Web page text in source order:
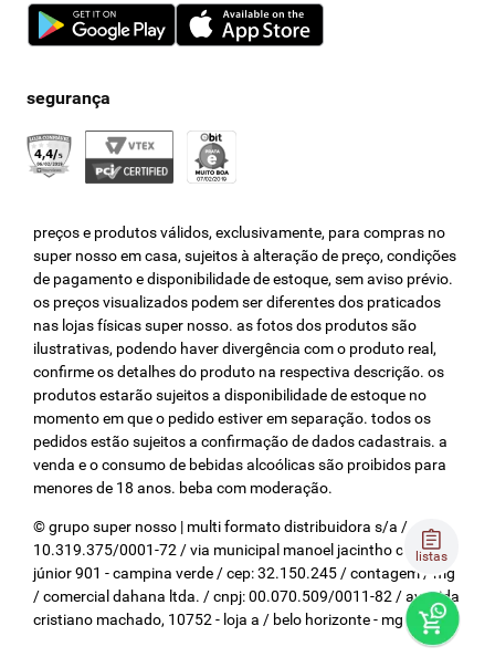
listas
preços e produtos válidos, exclusivamente, para compras no
super nosso em casa, sujeitos à alteração de preço, condições
de pagamento e disponibilidade de estoque, sem aviso prévio.
os preços visualizados podem ser diferentes dos praticados
nas lojas físicas super nosso. as fotos dos produtos são
ilustrativas, podendo haver divergência com o produto real,
confirme os detalhes do produto na respectiva descrição. os
produtos estarão sujeitos a disponibilidade de estoque no
momento em que o pedido estiver em separação. todos os
pedidos estão sujeitos a confirmação de dados cadastrais. a
venda e o consumo de bebidas alcoólicas são proibidos para
menores de 18 anos. beba com moderação.
© grupo super nosso | multi formato distribuidora s/a / cnpj:
10.319.375/0001-72 / via municipal manoel jacintho coelho
júnior 901 - campina verde / cep: 32.150.245 / contagem / mg
/ comercial dahana ltda. / cnpj: 00.070.509/0011-82 / avenida
cristiano machado, 10752 - loja a / belo horizonte - mg